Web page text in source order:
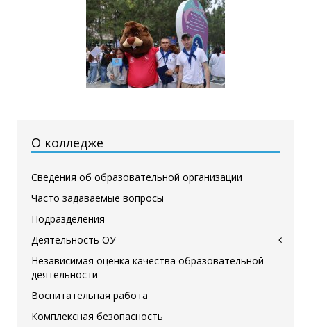
О колледже
Сведения об образовательной организации
Часто задаваемые вопросы
Подразделения
Деятельность ОУ
Независимая оценка качества образовательной
деятельности
Воспитательная работа
Комплексная безопасность